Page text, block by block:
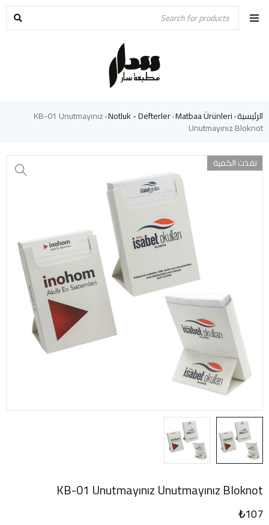
الرئيسية›
Matbaa Ürünleri
›
Notluk - Defterler
›
KB-01 Unutmayınız
Unutmayınız Bloknot
نفذت الكمية
KB-01 Unutmayınız Unutmayınız Bloknot
₺107